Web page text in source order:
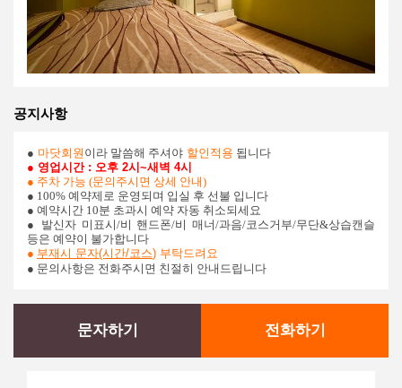
공지사항
● 마닷회원 이라 말씀해 주셔야 할인적용 됩니다
● 영업시간 : 오후 2시~새벽 4시
● 주차 가능 (문의주시면 상세 안내)
● 100% 예약제로 운영되며 입실 후 선불 입니다
● 예약시간 10분 초과시 예약 자동 취소되세요
● 발신자 미표시/비 핸드폰/비 매너/과음/코스거부/무단&상습캔슬
등은 예약이 불가합니다
● 부재시 문자(시간/코스) 부탁드려요
● 문의사항은 전화주시면 친절히 안내드립니다
문자하기 전화하기